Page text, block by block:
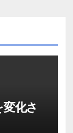
化さ